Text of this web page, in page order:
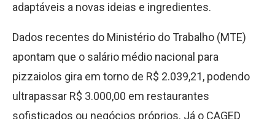
adaptáveis a novas ideias e ingredientes.
Dados recentes do Ministério do Trabalho (MTE)
apontam que o salário médio nacional para
pizzaiolos gira em torno de R$ 2.039,21, podendo
ultrapassar R$ 3.000,00 em restaurantes
sofisticados ou negócios próprios. Já o CAGED